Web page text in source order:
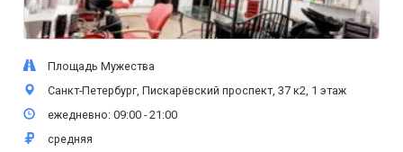
Площадь Мужества
Санкт-Петербург, Пискарёвский проспект, 37 к2, 1 этаж
ежедневно: 09:00 - 21:00
средняя